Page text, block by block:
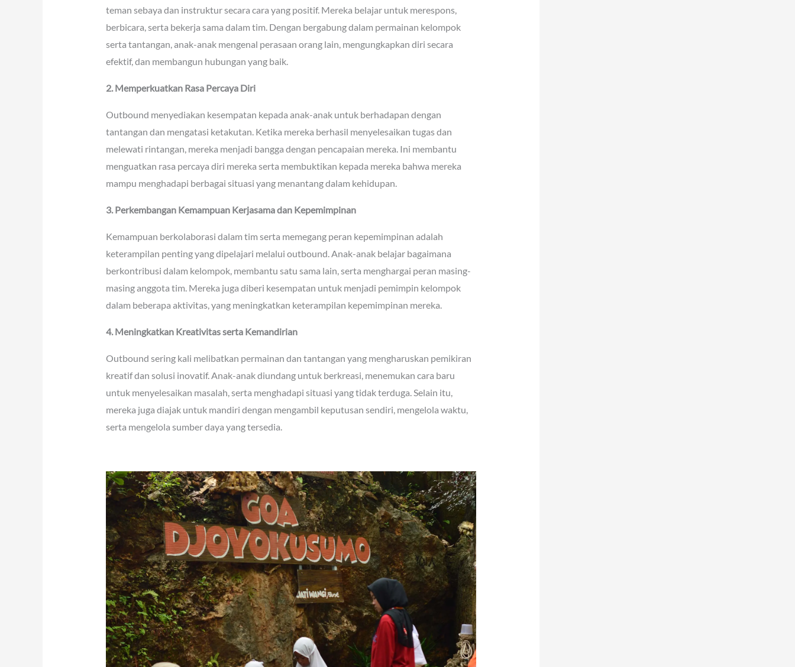
teman sebaya dan instruktur secara cara yang positif. Mereka belajar untuk merespons,
berbicara, serta bekerja sama dalam tim. Dengan bergabung dalam permainan kelompok
serta tantangan, anak-anak mengenal perasaan orang lain, mengungkapkan diri secara
efektif, dan membangun hubungan yang baik.
2. Memperkuatkan Rasa Percaya Diri
Outbound menyediakan kesempatan kepada anak-anak untuk berhadapan dengan
tantangan dan mengatasi ketakutan. Ketika mereka berhasil menyelesaikan tugas dan
melewati rintangan, mereka menjadi bangga dengan pencapaian mereka. Ini membantu
menguatkan rasa percaya diri mereka serta membuktikan kepada mereka bahwa mereka
mampu menghadapi berbagai situasi yang menantang dalam kehidupan.
3. Perkembangan Kemampuan Kerjasama dan Kepemimpinan
Kemampuan berkolaborasi dalam tim serta memegang peran kepemimpinan adalah
keterampilan penting yang dipelajari melalui outbound. Anak-anak belajar bagaimana
berkontribusi dalam kelompok, membantu satu sama lain, serta menghargai peran masing-
masing anggota tim. Mereka juga diberi kesempatan untuk menjadi pemimpin kelompok
dalam beberapa aktivitas, yang meningkatkan keterampilan kepemimpinan mereka.
4. Meningkatkan Kreativitas serta Kemandirian
Outbound sering kali melibatkan permainan dan tantangan yang mengharuskan pemikiran
kreatif dan solusi inovatif. Anak-anak diundang untuk berkreasi, menemukan cara baru
untuk menyelesaikan masalah, serta menghadapi situasi yang tidak terduga. Selain itu,
mereka juga diajak untuk mandiri dengan mengambil keputusan sendiri, mengelola waktu,
serta mengelola sumber daya yang tersedia.